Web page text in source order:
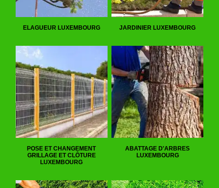
ELAGUEUR LUXEMBOURG JARDINIER LUXEMBOURG
POSE ET CHANGEMENT
GRILLAGE ET CLÔTURE
LUXEMBOURG
ABATTAGE D'ARBRES
LUXEMBOURG